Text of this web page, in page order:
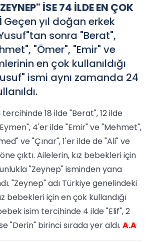
İSE 74 İLDE EN ÇOK
Geçen yıl doğan erkek
sonra "Berat",
"Ömer", "Emir" ve
en çok kullanıldığı
ismi aynı zamanda 24
18 ilde "Berat", 12 ilde
4'er ilde "Emir" ve "Mehmet",
ve "Çınar", 1'er ilde de "Ali" ve
çıktı. Ailelerin, kız bebekleri için
"Zeynep" isminden yana
"Zeynep" adı Türkiye genelindeki
bebekleri için en çok kullandığı
isim tercihinde 4 ilde "Elif", 2
"Derin" birinci sırada yer aldı. A.A